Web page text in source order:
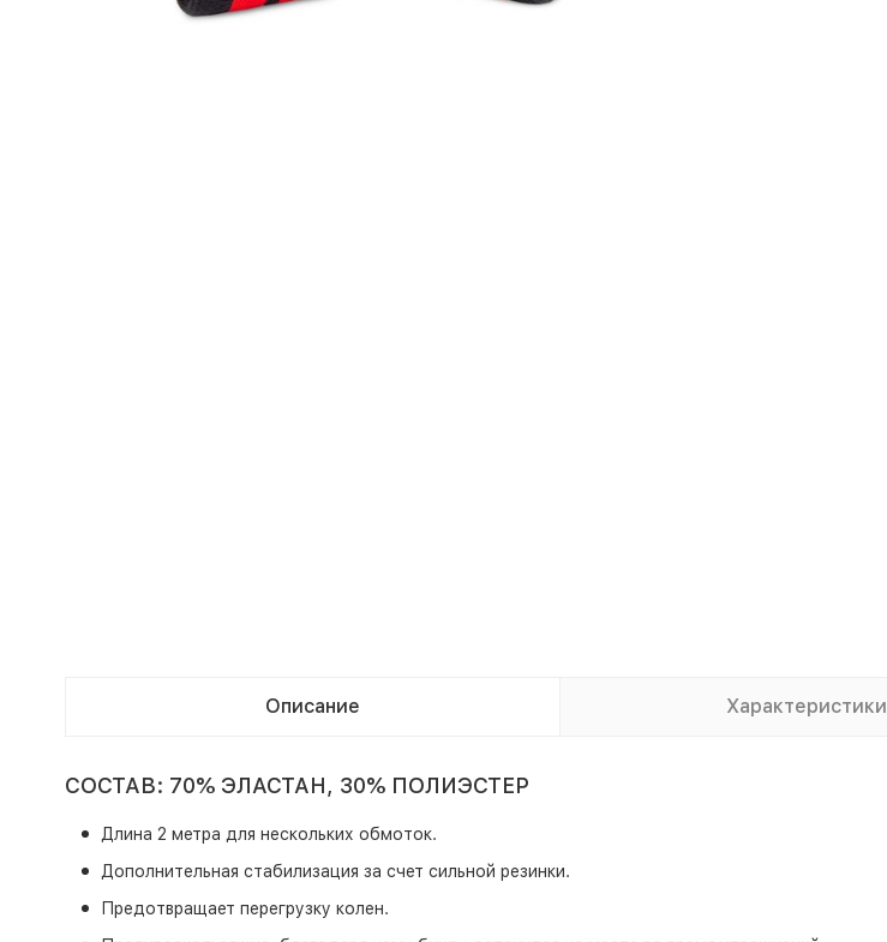
Описание Характеристики
СОСТАВ: 70% ЭЛАСТАН, 30% ПОЛИЭСТЕР
Длина 2 метра для нескольких обмоток.
Дополнительная стабилизация за счет сильной резинки.
Предотвращает перегрузку колен.